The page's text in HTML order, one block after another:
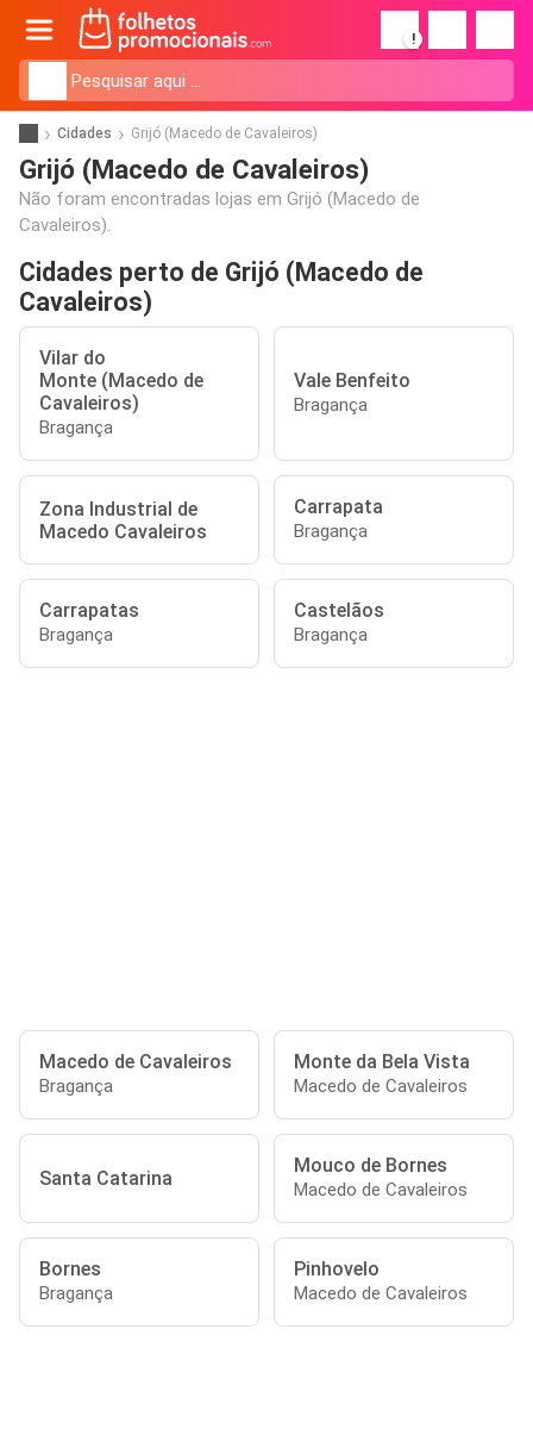
!
Cidades Grijó (Macedo de Cavaleiros)
Grijó (Macedo de Cavaleiros)
Não foram encontradas lojas em Grijó (Macedo de
Cavaleiros).
Cidades perto de Grijó (Macedo de
Cavaleiros)
Vilar do
Monte (Macedo de
Cavaleiros)
Bragança
Vale Benfeito
Bragança
Zona Industrial de
Macedo Cavaleiros
Carrapata
Bragança
Carrapatas
Bragança
Castelãos
Bragança
Macedo de Cavaleiros
Bragança
Monte da Bela Vista
Macedo de Cavaleiros
Santa Catarina
Mouco de Bornes
Macedo de Cavaleiros
Bornes
Bragança
Pinhovelo
Macedo de Cavaleiros